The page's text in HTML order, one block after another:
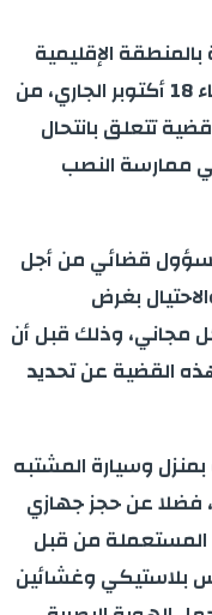
الإقليمية
للأمن بمدينة الناظور، يوم أمس الثلاثاء 18 أكتوبر الجاري، من
تتعلق بانتحال
ممارسة النصب
قضائي من أجل
بغرض
مجاني، وذلك قبل أن
القضية عن تحديد
وسيارة المشتبه
عن حجز جهازي
المستعملة من قبل
بلاستيكي وغشائين